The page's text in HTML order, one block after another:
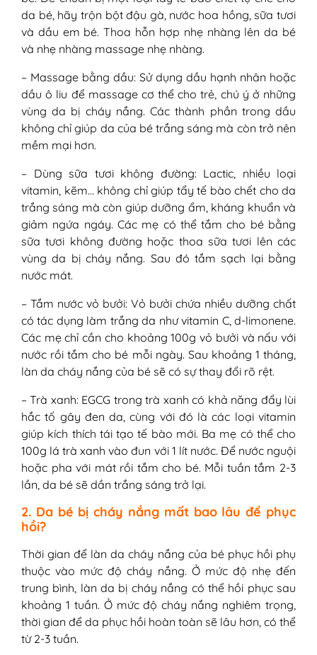
da bé, hãy trộn bột đậu gà, nước hoa hồng, sữa tươi
và dầu em bé. Thoa hỗn hợp nhẹ nhàng lên da bé
và nhẹ nhàng massage nhẹ nhàng.
– Massage bằng dầu: Sử dụng dầu hạnh nhân hoặc
dầu ô liu để massage cơ thể cho trẻ, chú ý ở những
vùng da bị cháy nắng. Các thành phần trong dầu
không chỉ giúp da của bé trắng sáng mà còn trở nên
mềm mại hơn.
– Dùng sữa tươi không đường: Lactic, nhiều loại
vitamin, kẽm… không chỉ giúp tẩy tế bào chết cho da
trắng sáng mà còn giúp dưỡng ẩm, kháng khuẩn và
giảm ngứa ngáy. Các mẹ có thể tắm cho bé bằng
sữa tươi không đường hoặc thoa sữa tươi lên các
vùng da bị cháy nắng. Sau đó tắm sạch lại bằng
nước mát.
– Tắm nước vỏ bưởi: Vỏ bưởi chứa nhiều dưỡng chất
có tác dụng làm trắng da như vitamin C, d-limonene.
Các mẹ chỉ cần cho khoảng 100g vỏ bưởi và nấu với
nước rồi tắm cho bé mỗi ngày. Sau khoảng 1 tháng,
làn da cháy nắng của bé sẽ có sự thay đổi rõ rệt.
– Trà xanh: EGCG trong trà xanh có khả năng đẩy lùi
hắc tố gây đen da, cùng với đó là các loại vitamin
giúp kích thích tái tạo tế bào mới. Ba mẹ có thể cho
100g lá trà xanh vào đun với 1 lít nước. Để nước nguội
hoặc pha với mát rồi tắm cho bé. Mỗi tuần tắm 2-3
lần, da bé sẽ dần trắng sáng trở lại.
2. Da bé bị cháy nắng mất bao lâu để phục
hồi?
Thời gian để làn da cháy nắng của bé phục hồi phụ
thuộc vào mức độ cháy nắng. Ở mức độ nhẹ đến
trung bình, làn da bị cháy nắng có thể hồi phục sau
khoảng 1 tuần. Ở mức độ cháy nắng nghiêm trọng,
thời gian để da phục hồi hoàn toàn sẽ lâu hơn, có thể
từ 2-3 tuần.